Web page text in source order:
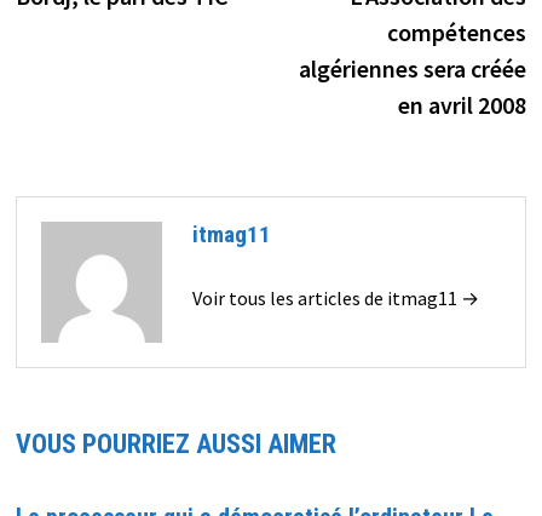
de
compétences
algériennes sera créée
en avril 2008
itmag11
Voir tous les articles de itmag11 →
VOUS POURRIEZ AUSSI AIMER